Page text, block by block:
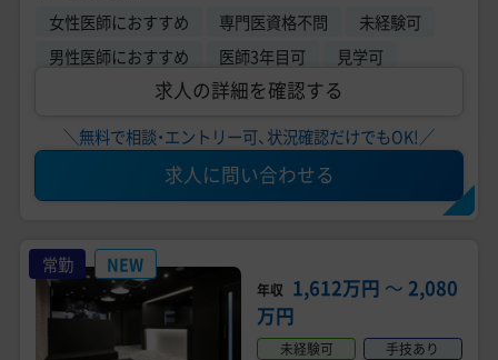
女性医師におすすめ 専門医資格不問
未経験可
男性医師におすすめ
医師3年目可 見学可
求人の詳細を確認する
＼無料で相談・エントリー可、状況確認だけでもOK!／
求人に問い合わせる
常勤 NEW
年収 1,612万円 〜 2,080
万円
未経験可
手技あり